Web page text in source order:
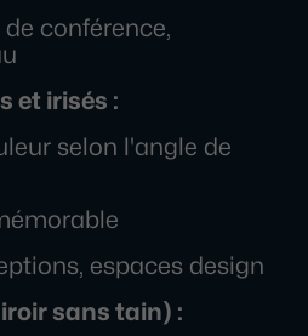
de conférence,
et irisés :
selon l'angle de
espaces design
sans tain) :